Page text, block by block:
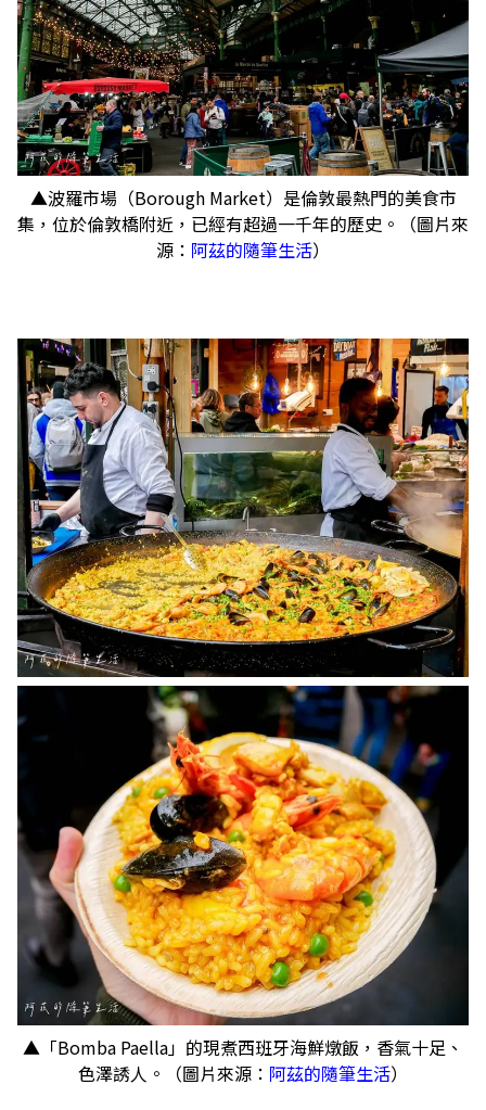
▲波羅市場（Borough Market）是倫敦最熱門的美食市
集，位於倫敦橋附近，已經有超過一千年的歷史。（圖片來
源： 阿茲的隨筆生活）
▲「Bomba Paella」的現煮西班牙海鮮燉飯，香氣十足、
色澤誘人。（圖片來源： 阿茲的隨筆生活）